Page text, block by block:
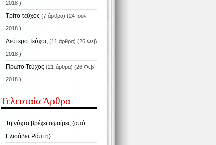
2018 )
Τρίτο τεύχος (7 άρθρα) (24 Ιουν
2018 )
Δεύτερο Τεύχος (11 άρθρα) (26 Φεβ
2018 )
Πρώτο Τεύχος (21 άρθρα) (26 Φεβ
2018 )
Τελευταία Άρθρα
Τη νύχτα βρέχει σφαίρες (από
Ελισάβετ Ράπτη)